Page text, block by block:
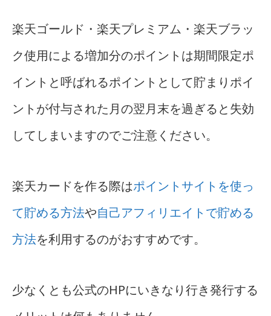
楽天ゴールド・楽天プレミアム・楽天ブラッ
ク使用による増加分のポイントは期間限定ポ
イントと呼ばれるポイントとして貯まりポイ
ントが付与された月の翌月末を過ぎると失効
してしまいますのでご注意ください。
楽天カードを作る際はポイントサイトを使っ
て貯める方法や自己アフィリエイトで貯める
方法を利用するのがおすすめです。
少なくとも公式のHPにいきなり行き発行する